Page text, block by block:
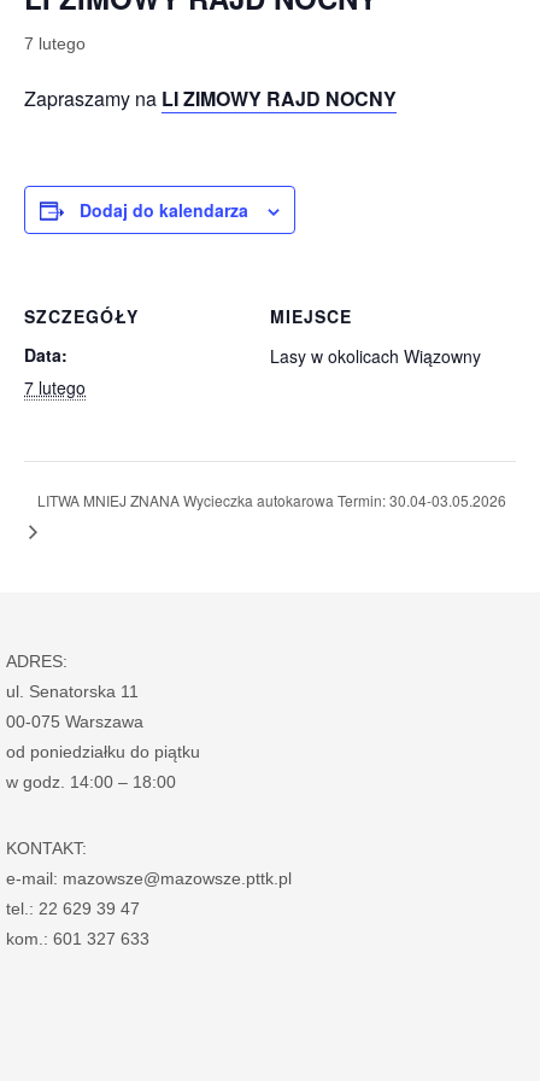
7 lutego
Zapraszamy na LI ZIMOWY RAJD NOCNY
Dodaj do kalendarza
SZCZEGÓŁY
Data:
7 lutego
MIEJSCE
Lasy w okolicach Wiązowny
LITWA MNIEJ ZNANA Wycieczka autokarowa Termin: 30.04-03.05.2026
ADRES:
ul. Senatorska 11
00-075 Warszawa
od poniedziałku do piątku
w godz. 14:00 – 18:00
KONTAKT:
e-mail: mazowsze@mazowsze.pttk.pl
tel.: 22 629 39 47
kom.: 601 327 633